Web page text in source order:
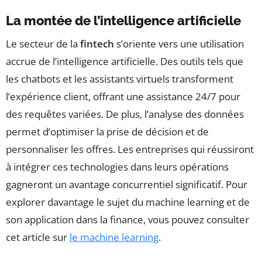
La montée de l’intelligence artificielle
Le secteur de la fintech s’oriente vers une utilisation
accrue de l’intelligence artificielle. Des outils tels que
les chatbots et les assistants virtuels transforment
l’expérience client, offrant une assistance 24/7 pour
des requêtes variées. De plus, l’analyse des données
permet d’optimiser la prise de décision et de
personnaliser les offres. Les entreprises qui réussiront
à intégrer ces technologies dans leurs opérations
gagneront un avantage concurrentiel significatif. Pour
explorer davantage le sujet du machine learning et de
son application dans la finance, vous pouvez consulter
cet article sur le machine learning.